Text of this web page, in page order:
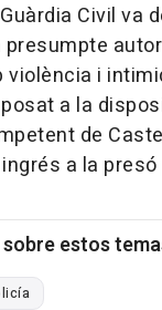
Civil va
violència i
a la
de
a la
estos